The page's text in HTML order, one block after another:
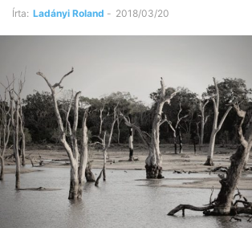
Írta: Ladányi Roland - 2018/03/20